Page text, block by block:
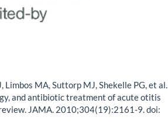
Limbos MA, Suttorp MJ, Shekelle PG, et al.
and antibiotic treatment of acute otitis
JAMA. 2010;304(19):2161-9. doi: